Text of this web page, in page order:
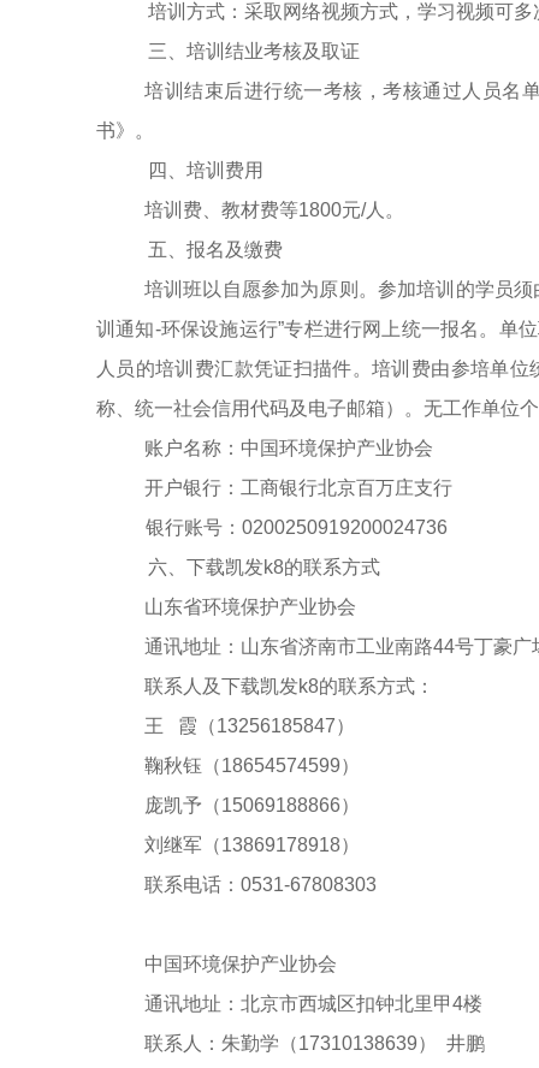
培训方式：采取网络视频方式，学习视频可
三、培训结业考核及取证
培训结束后进行统一考核，考核通过人员名
书》。
四、培训费用
培训费、教材费等1800元/人。
五、报名及缴费
培训班以自愿参加为原则。参加培训的学员
训通知-环保设施运行”专栏进行网上统一报名。单
人员的培训费汇款凭证扫描件。培训费由参培单
称、统一社会信用代码及电子邮箱）。无工作单位
账户名称：中国环境保护产业协会
开户银行：工商银行北京百万庄支行
银行账号： 0200250919200024736
六、下载凯发k8的联系方式
山东省环境保护产业协会
通讯地址：山东省济南市工业南路44号丁豪广
联系人及下载凯发k8的联系方式：
王
霞（13256185847）
鞠秋钰（18654574599）
庞凯予（15069188866）
刘继军（13869178918）
联系电话： 0531-67808303
中国环境保护产业协会
通讯地址：北京市西城区扣钟北里甲4楼
联系人：朱勤学（17310138639） 井鹏